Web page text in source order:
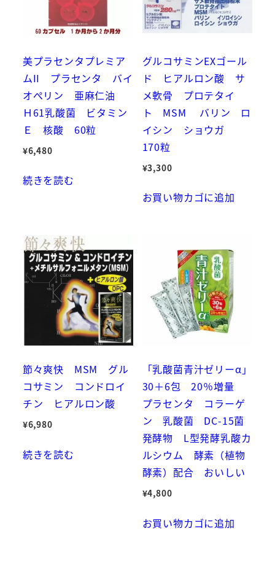
美プラセンタプレミア
ムII プラセンタ バイ
オぺリン 亜麻仁油
Ｈ61乳酸菌 ビタミン
Ｅ 核酸 60粒
¥6,480
続きを読む
グルコサミンEXゴール
ド ヒアルロン酸 サ
メ軟骨 プロテタイ
ト MSM バリン ロ
イシン ショウガ
170粒
¥3,300
お買い物カゴに追加
節々爽快 MSM グル
コサミン コンドロイ
チン ヒアルロン酸
¥6,980
続きを読む
「乳酸菌青汁ゼリーα」
30＋6包 20％増量
プラセンタ コラーゲ
ン 乳酸菌 DC-15菌
発酵物 L型発酵乳酸カ
ルシウム 酵素（植物
酵素）配合 おいしい
¥4,800
お買い物カゴに追加